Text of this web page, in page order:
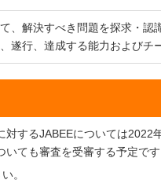
、解決すべき問題を探求・認
遂行、達成する能力およびチ
するJABEEについては2022
ても審査を受審する予定です
。